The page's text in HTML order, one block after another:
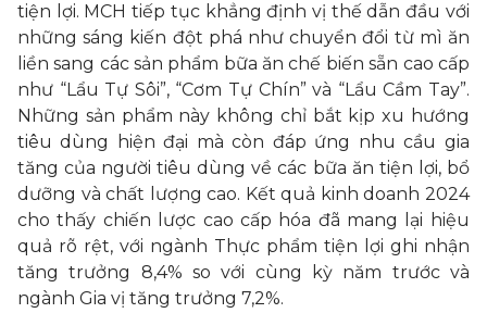
tiện lợi. MCH tiếp tục khẳng định vị thế dẫn đầu với
những sáng kiến đột phá như chuyển đổi từ mì ăn
liền sang các sản phẩm bữa ăn chế biến sẵn cao cấp
như “Lẩu Tự Sôi”, “Cơm Tự Chín” và “Lẩu Cầm Tay”.
Những sản phẩm này không chỉ bắt kịp xu hướng
tiêu dùng hiện đại mà còn đáp ứng nhu cầu gia
tăng của người tiêu dùng về các bữa ăn tiện lợi, bổ
dưỡng và chất lượng cao. Kết quả kinh doanh 2024
cho thấy chiến lược cao cấp hóa đã mang lại hiệu
quả rõ rệt, với ngành Thực phẩm tiện lợi ghi nhận
tăng trưởng 8,4% so với cùng kỳ năm trước và
ngành Gia vị tăng trưởng 7,2%.